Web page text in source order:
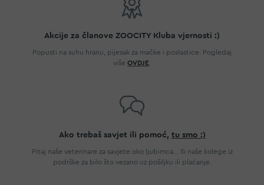
Akcije za članove ZOOCITY Kluba vjernosti :)
Popusti na suhu hranu, pijesak za mačke i poslastice. Pogledaj
više OVDJE
Ako trebaš savjet ili pomoć, tu smo :)
Pitaj naše veterinare za savjete oko ljubimca... Ili naše kolege iz
podrške za bilo što vezano uz pošiljku ili plaćanje.